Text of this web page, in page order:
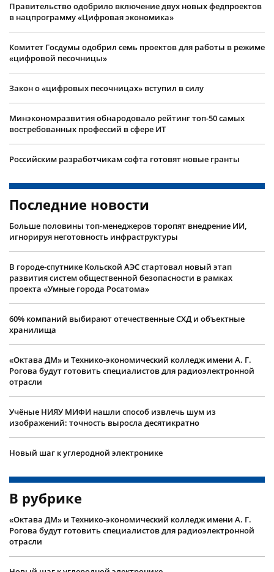
Правительство одобрило включение двух новых федпроектов
в нацпрограмму «Цифровая экономика»
Комитет Госдумы одобрил семь проектов для работы в режиме
«цифровой песочницы»
Закон о «цифровых песочницах» вступил в силу
Минэкономразвития обнародовало рейтинг топ-50 самых
востребованных профессий в сфере ИТ
Российским разработчикам софта готовят новые гранты
Последние новости
Больше половины топ-менеджеров торопят внедрение ИИ,
игнорируя неготовность инфраструктуры
В городе-спутнике Кольской АЭС стартовал новый этап
развития систем общественной безопасности в рамках
проекта «Умные города Росатома»
60% компаний выбирают отечественные СХД и объектные
хранилища
«Октава ДМ» и Технико-экономический колледж имени А. Г.
Рогова будут готовить специалистов для радиоэлектронной
отрасли
Учëные НИЯУ МИФИ нашли способ извлечь шум из
изображений: точность выросла десятикратно
Новый шаг к углеродной электронике
В рубрике
«Октава ДМ» и Технико-экономический колледж имени А. Г.
Рогова будут готовить специалистов для радиоэлектронной
отрасли